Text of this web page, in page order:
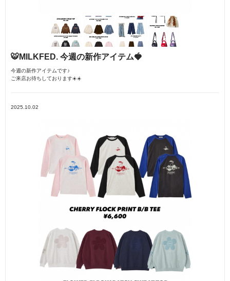
🐯MILKFED. 今週の新作アイテム🍓
今週の新作アイテムです♪
ご来店お待ちしております☀️☀️
2025.10.02